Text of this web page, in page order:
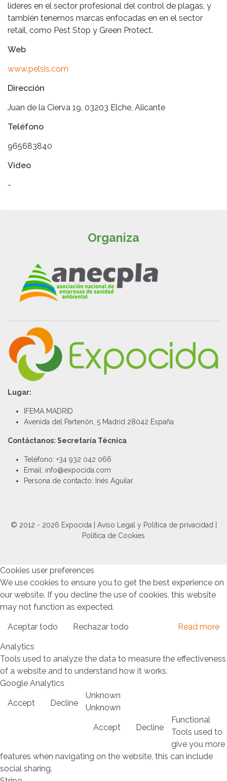
líderes en el sector profesional del control de plagas, y
también tenemos marcas enfocadas en en el sector
retail, como Pest Stop y Green Protect.
Web
www.pelsis.com
Dirección
Juan de la Cierva 19, 03203 Elche, Alicante
Teléfono
965683840
Video
-
Organiza
Lugar:
IFEMA MADRID
Avenida del Partenón, 5 Madrid 28042 España
Contáctanos: Secretaría Técnica
Teléfono: +34 932 042 066
Email: info@expocida.com
Persona de contacto: Inés Aguilar
© 2012 - 2026 Expocida | Aviso Legal y Política de privacidad |
Política de Cookies
Cookies user preferences
We use cookies to ensure you to get the best experience on
our website. If you decline the use of cookies, this website
may not function as expected.
Aceptar todo Rechazar todo Read more
Analytics
Tools used to analyze the data to measure the effectiveness
of a website and to understand how it works.
Google Analytics
Accept Decline
Unknown
Unknown
Accept Decline
Functional
Tools used to
give you more
features when navigating on the website, this can include
social sharing.